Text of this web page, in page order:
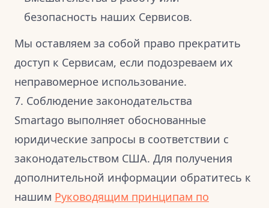
безопасность наших Сервисов.
Мы оставляем за собой право прекратить
доступ к Сервисам, если подозреваем их
неправомерное использование.
7. Соблюдение законодательства
Smartago выполняет обоснованные
юридические запросы в соответствии с
законодательством США. Для получения
дополнительной информации обратитесь к
нашим Руководящим принципам по